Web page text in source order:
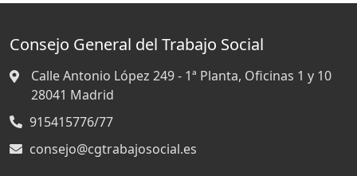
Consejo General del Trabajo Social
Calle Antonio López 249 - 1ª Planta, Oficinas 1 y 10
28041 Madrid
915415776/77
consejo@cgtrabajosocial.es